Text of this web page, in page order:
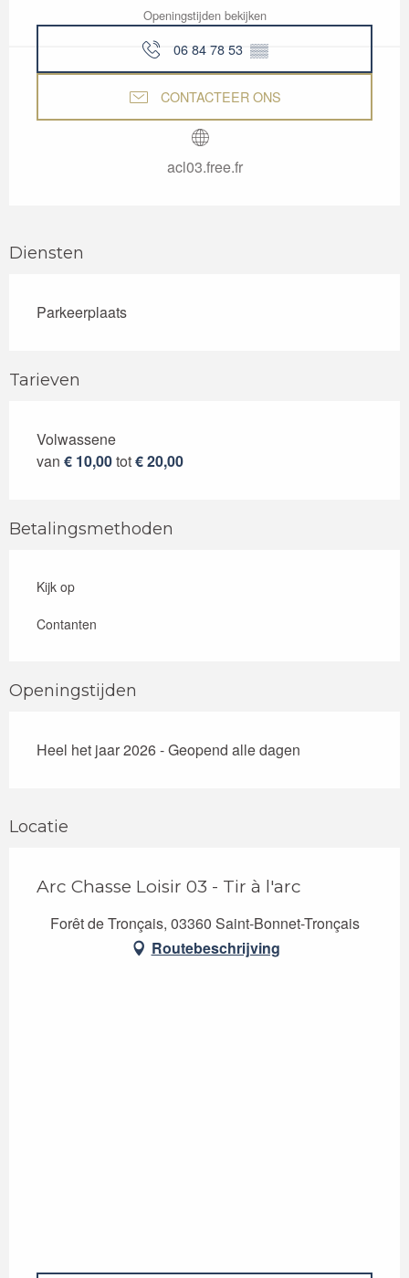
Openingstijden bekijken
06 84 78 53 ▒▒
CONTACTEER ONS
acl03.free.fr
Diensten
Parkeerplaats
Tarieven
Tarieven 2026
Volwassene
van € 10,00tot€ 20,00
Betalingsmethoden
Kijk op
Contanten
Openingstijden
Heel het jaar 2026 - Geopend alle dagen
Locatie
Arc Chasse Loisir 03 - Tir à l'arc
Forêt de Tronçais, 03360 Saint-Bonnet-Tronçais
Routebeschrijving